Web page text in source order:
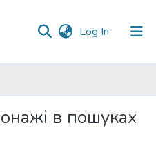
Log In (current)
в пошуках